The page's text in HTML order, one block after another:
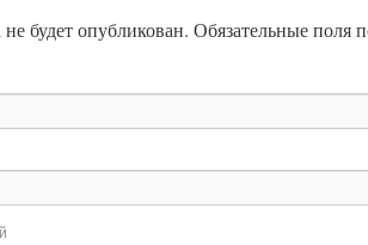
будет опубликован. Обязательные поля